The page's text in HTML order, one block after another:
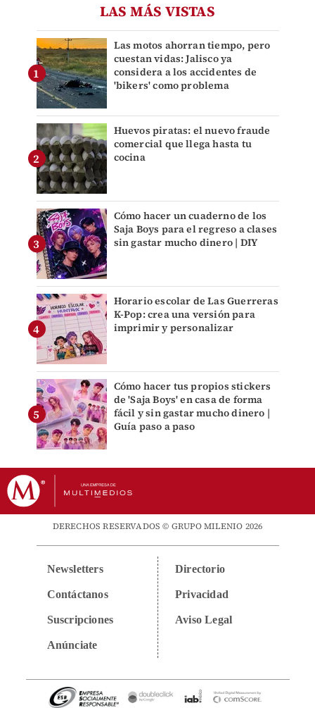
LAS MÁS VISTAS
Las motos ahorran tiempo, pero
cuestan vidas: Jalisco ya
considera a los accidentes de
'bikers' como problema
Huevos piratas: el nuevo fraude
comercial que llega hasta tu
cocina
Cómo hacer un cuaderno de los
Saja Boys para el regreso a clases
sin gastar mucho dinero | DIY
Horario escolar de Las Guerreras
K-Pop: crea una versión para
imprimir y personalizar
Cómo hacer tus propios stickers
de 'Saja Boys' en casa de forma
fácil y sin gastar mucho dinero |
Guía paso a paso
DERECHOS RESERVADOS © GRUPO MILENIO 2026
Newsletters
Contáctanos
Suscripciones
Anúnciate
Directorio
Privacidad
Aviso Legal